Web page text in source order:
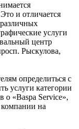
и отличается
услуги
центр
Рыскулова,
определиться с
услуги категории
о «Baspa Service»,
на